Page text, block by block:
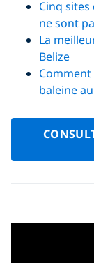
Cinq
ne sont
La
Belize
baleine